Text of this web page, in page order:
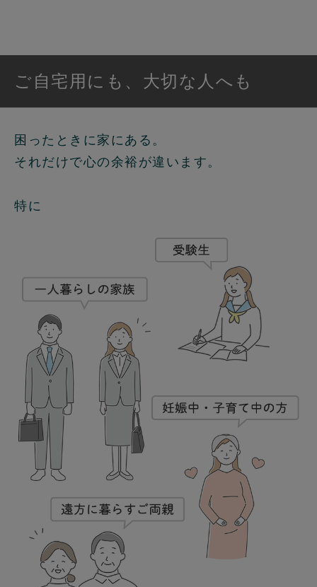
ご自宅用にも、大切な人へも
困ったときに家にある。
それだけで心の余裕が違います。
特に